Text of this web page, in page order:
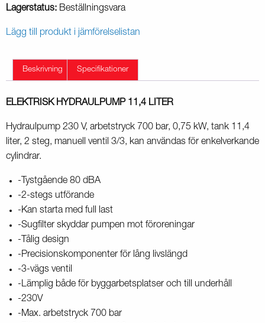
Lagerstatus: Beställningsvara
Lägg till produkt i jämförelselistan
Beskrivning Specifikationer
ELEKTRISK HYDRAULPUMP 11,4 LITER
Hydraulpump 230 V, arbetstryck 700 bar, 0,75 kW, tank 11,4
liter, 2 steg, manuell ventil 3/3, kan användas för enkelverkande
cylindrar.
-Tystgående 80 dBA
-2-stegs utförande
-Kan starta med full last
-Sugfilter skyddar pumpen mot föroreningar
-Tålig design
-Precisionskomponenter för lång livslängd
-3-vägs ventil
-Lämplig både för byggarbetsplatser och till underhåll
-230V
-Max. arbetstryck 700 bar